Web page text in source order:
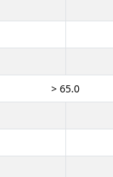
> 65.0